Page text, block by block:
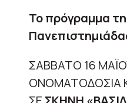
Το πρόγραμμα
ΣΑΒΒΑΤΟ 16
ΟΝΟΜΑΤΟΔΟΣΙΑ